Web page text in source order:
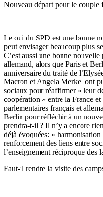
Nouveau départ pour le couple
Le oui du SPD est une bonne
peut envisager beaucoup plus
C’est aussi une bonne
allemand, alors que Paris et
anniversaire du traité de
Macron et Angela Merkel ont
sociaux pour réaffirmer « leur
coopération » entre la France
parlementaires français et
Berlin pour réfléchir à un
prendra-t-il ? Il n’y a encore
déjà évoquées: «
renforcement des liens entre
l’enseignement réciproque des
Faut-il rendre la visite des